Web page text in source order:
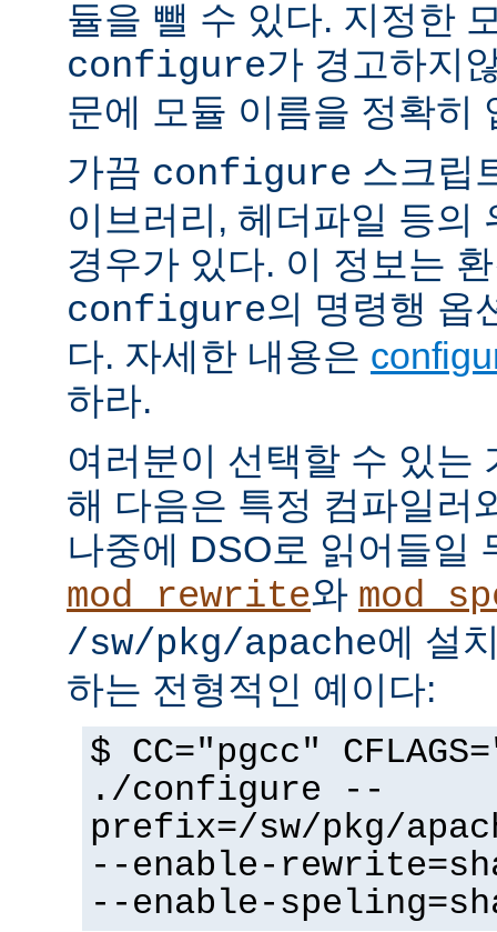
듈을 뺄 수 있다. 지정한
configure가 경고하지
문에 모듈 이름을 정확히
가끔 configure 스크립
이브러리, 헤더파일 등의
경우가 있다. 이 정보는
configure의 명령행 옵
다. 자세한 내용은
하라.
여러분이 선택할 수 있는
해 다음은 특정 컴파일러
나중에 DSO로 읽어들일
mod_rewrite와
/sw/pkg/apache에 설
하는 전형적인 예이다:
$ CC="pgcc"
./configure --
prefix=/sw/pkg/
--enable-
--enable-